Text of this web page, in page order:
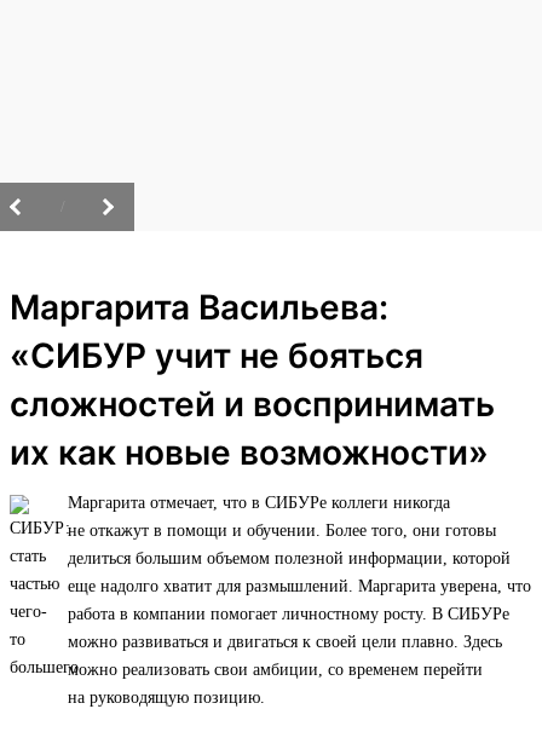
Маргарита Васильева:
«СИБУР учит не бояться
сложностей и воспринимать
их как новые возможности»
Маргарита отмечает, что в СИБУРе коллеги никогда
не откажут в помощи и обучении. Более того, они готовы
делиться большим объемом полезной информации, которой
еще надолго хватит для размышлений. Маргарита уверена, что
работа в компании помогает личностному росту. В СИБУРе
можно развиваться и двигаться к своей цели плавно. Здесь
можно реализовать свои амбиции, со временем перейти
на руководящую позицию.